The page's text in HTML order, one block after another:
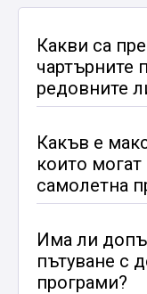
Какви са
чартърните
редовните
Какъв е
които могат
самолетна
Има ли
пътуване с
програми?